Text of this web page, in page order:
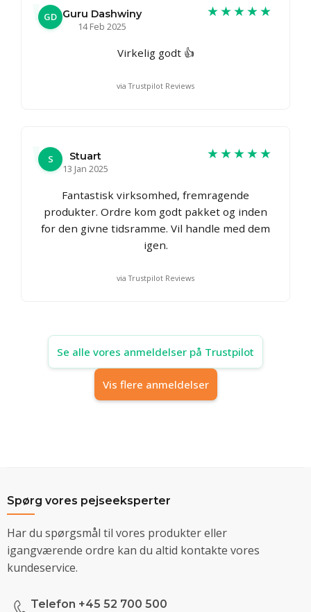
GD Guru Dashwiny
14 Feb 2025
★★★★★
Virkelig godt 👍
via Trustpilot Reviews
S
Stuart
13 Jan 2025
★★★★★
Fantastisk virksomhed, fremragende
produkter. Ordre kom godt pakket og inden
for den givne tidsramme. Vil handle med dem
igen.
via Trustpilot Reviews
Se alle vores anmeldelser på Trustpilot
Vis flere anmeldelser
Spørg vores pejseeksperter
Har du spørgsmål til vores produkter eller
igangværende ordre kan du altid kontakte vores
kundeservice.
Telefon +45 52 700 500